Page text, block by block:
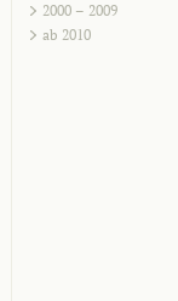
2000 – 2009
ab 2010